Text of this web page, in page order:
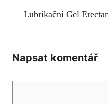
Lubrikační Gel
Napsat komentář